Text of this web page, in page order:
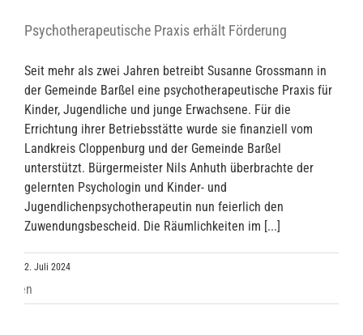
Psychotherapeutische Praxis erhält Förderung
Seit mehr als zwei Jahren betreibt Susanne Grossmann in
der Gemeinde Barßel eine psychotherapeutische Praxis für
Kinder, Jugendliche und junge Erwachsene. Für die
Errichtung ihrer Betriebsstätte wurde sie finanziell vom
Landkreis Cloppenburg und der Gemeinde Barßel
unterstützt. Bürgermeister Nils Anhuth überbrachte der
gelernten Psychologin und Kinder- und
Jugendlichenpsychotherapeutin nun feierlich den
Zuwendungsbescheid. Die Räumlichkeiten im [...]
2. Juli 2024